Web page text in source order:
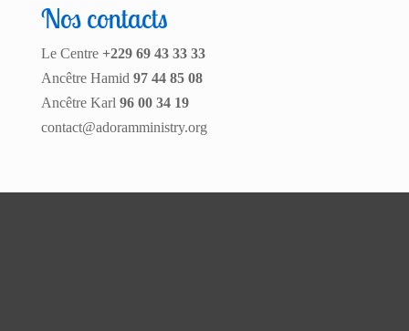
Nos contacts
Le Centre +229 69 43 33 33
Ancêtre Hamid 97 44 85 08
Ancêtre Karl 96 00 34 19
contact@adoramministry.org